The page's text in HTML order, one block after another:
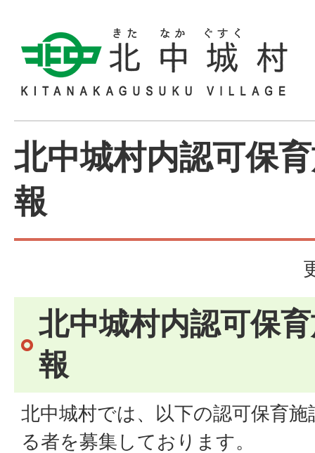
北中城村内認可保
報
北中城村内認可保
報
北中城村では、以下の認可保育
る者を募集しております。